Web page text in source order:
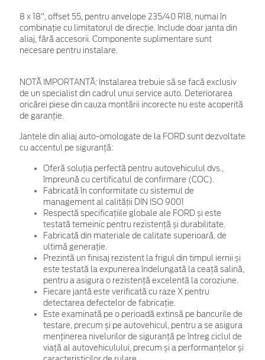
8 x 18", offset 55, pentru anvelope 235/40 R18, numai în
combinaţie cu limitatorul de direcţie. Include doar janta din
aliaj, fără accesorii. Componente suplimentare sunt
necesare pentru instalare.
NOTĂ IMPORTANTĂ: Instalarea trebuie să se facă exclusiv
de un specialist din cadrul unui service auto. Deteriorarea
oricărei piese din cauza montării incorecte nu este acoperită
de garanţie.
Jantele din aliaj auto-omologate de la FORD sunt dezvoltate
cu accentul pe siguranță:
Oferă soluția perfectă pentru autovehiculul dvs.,
împreună cu certificatul de confirmare (COC).
Fabricată în conformitate cu sistemul de
management al calității DIN ISO 9001
Respectă specificațiile globale ale FORD și este
testată temeinic pentru rezistență și durabilitate.
Fabricată din materiale de calitate superioară, de
ultimă generație.
Prezintă un finisaj rezistent la frigul din timpul iernii și
este testată la expunerea îndelungată la ceață salină,
pentru a asigura o rezistență excelentă la coroziune.
Fiecare jantă este verificată cu raze X pentru
detectarea defectelor de fabricație.
Este examinată pe o perioadă extinsă pe bancurile de
testare, precum și pe autovehicul, pentru a se asigura
menținerea nivelurilor de siguranță pe întreg ciclul de
viață al autovehiculului, precum și a performanțelor și